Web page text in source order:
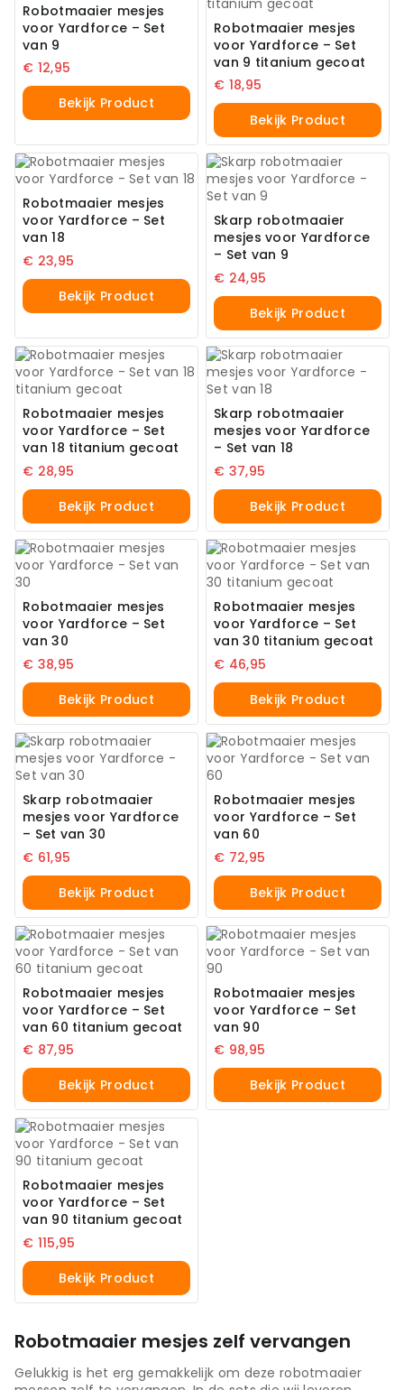
Robotmaaier mesjes
voor Yardforce – Set
van 9
€ 12,95
Bekijk Product
Robotmaaier mesjes
voor Yardforce – Set
van 9 titanium gecoat
€ 18,95
Bekijk Product
Robotmaaier mesjes
voor Yardforce – Set
van 18
€ 23,95
Bekijk Product
Skarp robotmaaier
mesjes voor Yardforce
– Set van 9
€ 24,95
Bekijk Product
Robotmaaier mesjes
voor Yardforce – Set
van 18 titanium gecoat
€ 28,95
Bekijk Product
Skarp robotmaaier
mesjes voor Yardforce
– Set van 18
€ 37,95
Bekijk Product
Robotmaaier mesjes
voor Yardforce – Set
van 30
€ 38,95
Bekijk Product
Robotmaaier mesjes
voor Yardforce – Set
van 30 titanium gecoat
€ 46,95
Bekijk Product
Skarp robotmaaier
mesjes voor Yardforce
– Set van 30
€ 61,95
Bekijk Product
Robotmaaier mesjes
voor Yardforce – Set
van 60
€ 72,95
Bekijk Product
Robotmaaier mesjes
voor Yardforce – Set
van 60 titanium gecoat
€ 87,95
Bekijk Product
Robotmaaier mesjes
voor Yardforce – Set
van 90
€ 98,95
Bekijk Product
Robotmaaier mesjes
voor Yardforce – Set
van 90 titanium gecoat
€ 115,95
Bekijk Product
Robotmaaier mesjes zelf vervangen
Gelukkig is het erg gemakkelijk om deze robotmaaier